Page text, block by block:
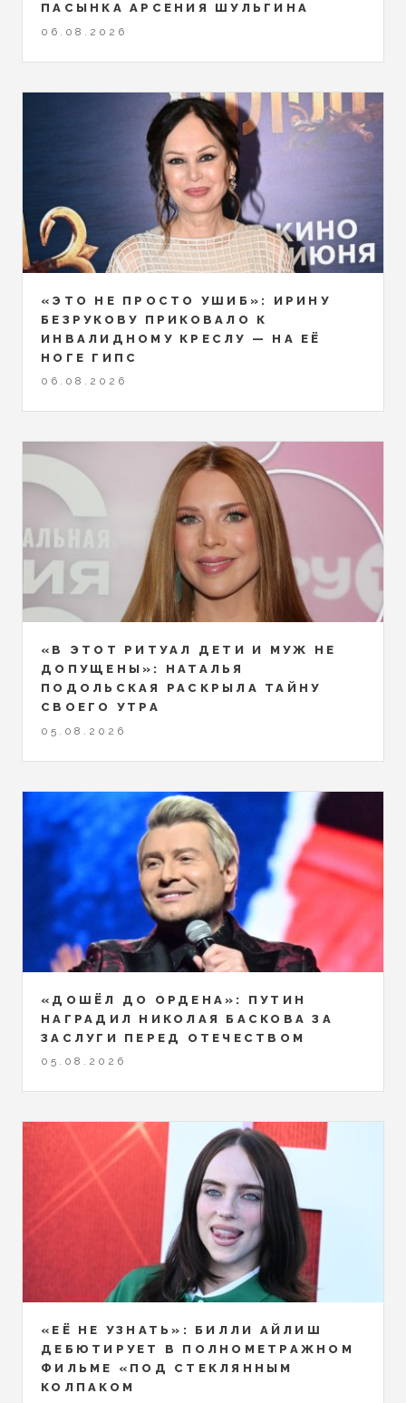
ПАСЫНКА АРСЕНИЯ ШУЛЬГИНА
06.08.2026
«ЭТО НЕ ПРОСТО УШИБ»: ИРИНУ
БЕЗРУКОВУ ПРИКОВАЛО К
ИНВАЛИДНОМУ КРЕСЛУ — НА ЕЁ
НОГЕ ГИПС
06.08.2026
«В ЭТОТ РИТУАЛ ДЕТИ И МУЖ НЕ
ДОПУЩЕНЫ»: НАТАЛЬЯ
ПОДОЛЬСКАЯ РАСКРЫЛА ТАЙНУ
СВОЕГО УТРА
05.08.2026
«ДОШЁЛ ДО ОРДЕНА»: ПУТИН
НАГРАДИЛ НИКОЛАЯ БАСКОВА ЗА
ЗАСЛУГИ ПЕРЕД ОТЕЧЕСТВОМ
05.08.2026
«ЕЁ НЕ УЗНАТЬ»: БИЛЛИ АЙЛИШ
ДЕБЮТИРУЕТ В ПОЛНОМЕТРАЖНОМ
ФИЛЬМЕ «ПОД СТЕКЛЯННЫМ
КОЛПАКОМ